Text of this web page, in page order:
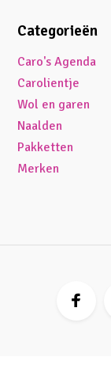
Categorieën
Caro's Agenda
Carolientje
Wol en garen
Naalden
Pakketten
Merken